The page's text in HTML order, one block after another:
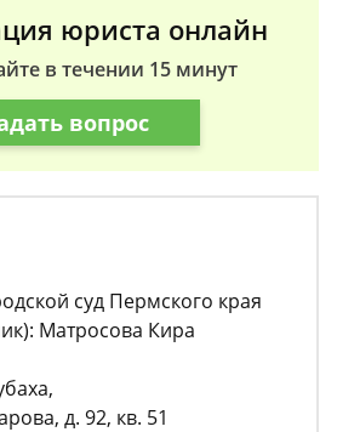
юриста онлайн
в течении 15 минут
вопрос
суд Пермского края
Матросова Кира
д. 92, кв. 51